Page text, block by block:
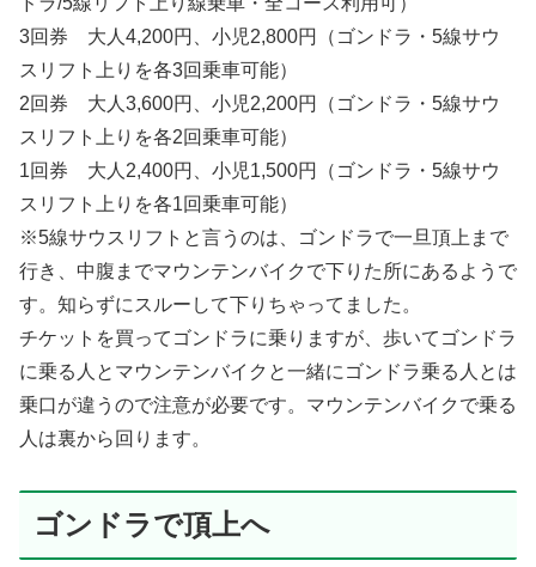
3回券 大人4,200円、小児2,800円（ゴンドラ・5線サウ
スリフト上りを各3回乗車可能）
2回券 大人3,600円、小児2,200円（ゴンドラ・5線サウ
スリフト上りを各2回乗車可能）
1回券 大人2,400円、小児1,500円（ゴンドラ・5線サウ
スリフト上りを各1回乗車可能）
※5線サウスリフトと言うのは、ゴンドラで一旦頂上まで
行き、中腹までマウンテンバイクで下りた所にあるようで
す。知らずにスルーして下りちゃってました。
チケットを買ってゴンドラに乗りますが、歩いてゴンドラ
に乗る人とマウンテンバイクと一緒にゴンドラ乗る人とは
乗口が違うので注意が必要です。マウンテンバイクで乗る
人は裏から回ります。
ゴンドラで頂上へ